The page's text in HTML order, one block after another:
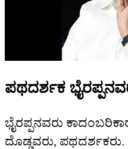
ಪಥದರ್ಶಕ
ಭೈರಪ್ಪನವರು
ದೊಡ್ಡವರು, ಪಥದರ್ಶಕರು.